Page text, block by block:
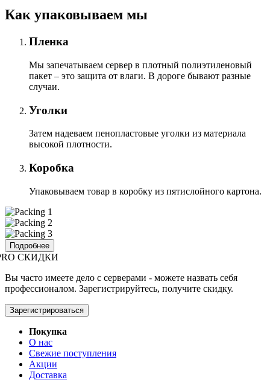
Как упаковываем мы
Пленка
Мы запечатываем сервер в плотный полиэтиленовый
пакет – это защита от влаги. В дороге бывают разные
случаи.
Уголки
Затем надеваем пенопластовые уголки из материала
высокой плотности.
Коробка
Упаковываем товар в коробку из пятислойного картона.
Подробнее
СКИДКИ
Вы часто имеете дело с серверами - можете назвать себя
профессионалом. Зарегистрируйтесь, получите скидку.
Зарегистрироваться
Покупка
О нас
Свежие поступления
Акции
Доставка